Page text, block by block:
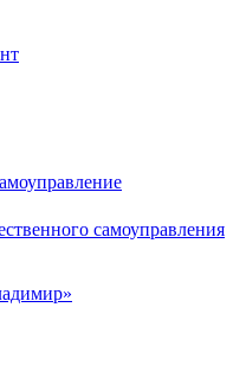
самоуправления